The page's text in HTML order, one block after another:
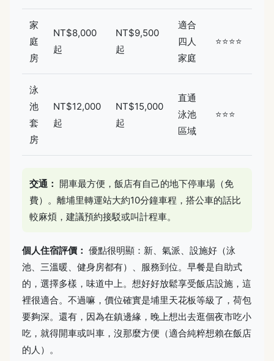
家
庭
房
NT$8,000
起
NT$9,500
起
適合
四人
家庭
⭐⭐⭐⭐
泳
池
套
房
NT$12,000
起
NT$15,000
起
直通
泳池
區域
⭐⭐⭐
交通： 開車最方便，飯店有自己的地下停車場（免
費）。離埔里轉運站大約10分鐘車程，搭公車的話比
較麻煩，建議預約接駁或叫計程車。
個人住宿評價： 優點很明顯：新、氣派、設施好（泳
池、三溫暖、健身房都有）、服務到位。早餐是自助式
的，選擇多樣，味道中上。想好好放鬆享受飯店設施，這
裡很適合。不過嘛，價位確實是埔里天花板等級了，荷包
要夠深。還有，因為在鎮邊緣，晚上想出去逛個夜市吃小
吃，就得開車或叫車，沒那麼方便（適合純粹想賴在飯店
的人）。